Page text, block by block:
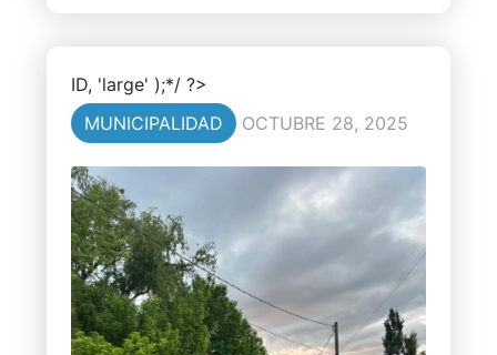
ID, 'large' );*/ ?>
MUNICIPALIDAD
OCTUBRE 28, 2025